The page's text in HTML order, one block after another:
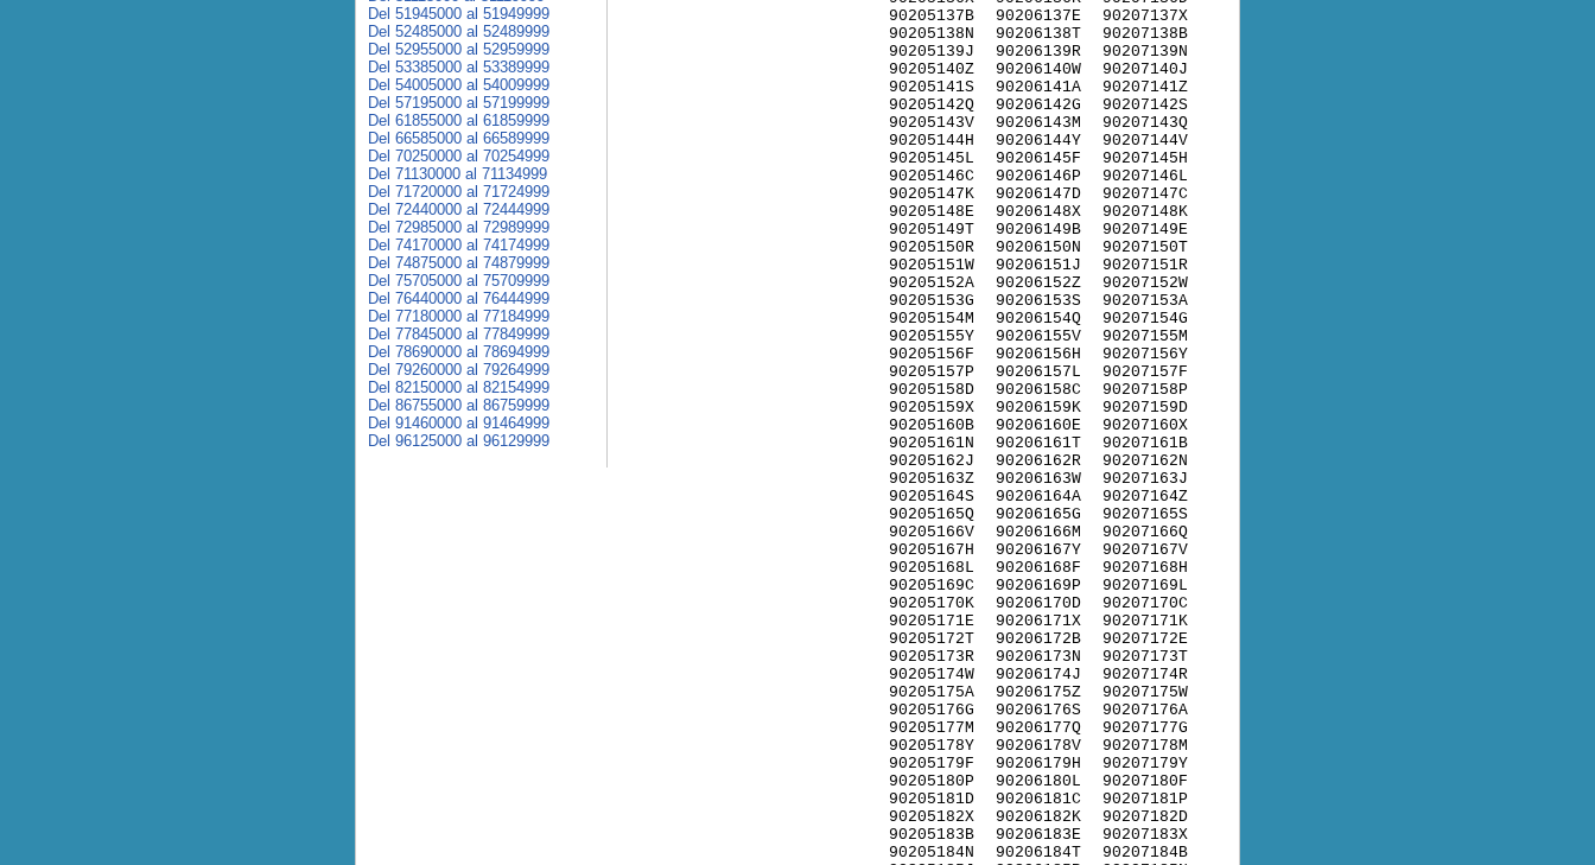
90205137B
90205138N
90205139J
90205140Z
90205141S
90205142Q
90205143V
90205144H
90205145L
90205146C
90205147K
90205148E
90205149T
90205150R
90205151W
90205152A
90205153G
90205154M
90205155Y
90205156F
90205157P
90205158D
90205159X
90205160B
90205161N
90205162J
90205163Z
90205164S
90205165Q
90205166V
90205167H
90205168L
90205169C
90205170K
90205171E
90205172T
90205173R
90205174W
90205175A
90205176G
90205177M
90205178Y
90205179F
90205180P
90205181D
90205182X
90205183B
90205184N
90206137E
90206138T
90206139R
90206140W
90206141A
90206142G
90206143M
90206144Y
90206145F
90206146P
90206147D
90206148X
90206149B
90206150N
90206151J
90206152Z
90206153S
90206154Q
90206155V
90206156H
90206157L
90206158C
90206159K
90206160E
90206161T
90206162R
90206163W
90206164A
90206165G
90206166M
90206167Y
90206168F
90206169P
90206170D
90206171X
90206172B
90206173N
90206174J
90206175Z
90206176S
90206177Q
90206178V
90206179H
90206180L
90206181C
90206182K
90206183E
90206184T
90207137X
90207138B
90207139N
90207140J
90207141Z
90207142S
90207143Q
90207144V
90207145H
90207146L
90207147C
90207148K
90207149E
90207150T
90207151R
90207152W
90207153A
90207154G
90207155M
90207156Y
90207157F
90207158P
90207159D
90207160X
90207161B
90207162N
90207163J
90207164Z
90207165S
90207166Q
90207167V
90207168H
90207169L
90207170C
90207171K
90207172E
90207173T
90207174R
90207175W
90207176A
90207177G
90207178M
90207179Y
90207180F
90207181P
90207182D
90207183X
90207184B
Del 51945000 al 51949999
Del 52485000 al 52489999
Del 52955000 al 52959999
Del 53385000 al 53389999
Del 54005000 al 54009999
Del 57195000 al 57199999
Del 61855000 al 61859999
Del 66585000 al 66589999
Del 70250000 al 70254999
Del 71130000 al 71134999
Del 71720000 al 71724999
Del 72440000 al 72444999
Del 72985000 al 72989999
Del 74170000 al 74174999
Del 74875000 al 74879999
Del 75705000 al 75709999
Del 76440000 al 76444999
Del 77180000 al 77184999
Del 77845000 al 77849999
Del 78690000 al 78694999
Del 79260000 al 79264999
Del 82150000 al 82154999
Del 86755000 al 86759999
Del 91460000 al 91464999
Del 96125000 al 96129999